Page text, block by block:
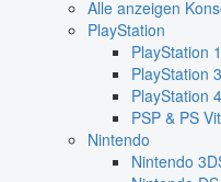
Alle anzeigen
PlayStation
PlayStation
PlayStation 3
PlayStation
PSP & PS
Nintendo
Nintendo